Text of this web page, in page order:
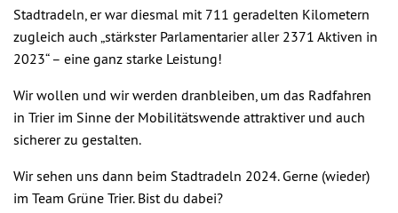
Stadtradeln, er war diesmal mit 711 geradelten Kilometern
zugleich auch „stärkster Parlamentarier aller 2371 Aktiven in
2023“ – eine ganz starke Leistung!
Wir wollen und wir werden dranbleiben, um das Radfahren
in Trier im Sinne der Mobilitätswende attraktiver und auch
sicherer zu gestalten.
Wir sehen uns dann beim Stadtradeln 2024. Gerne (wieder)
im Team Grüne Trier. Bist du dabei?